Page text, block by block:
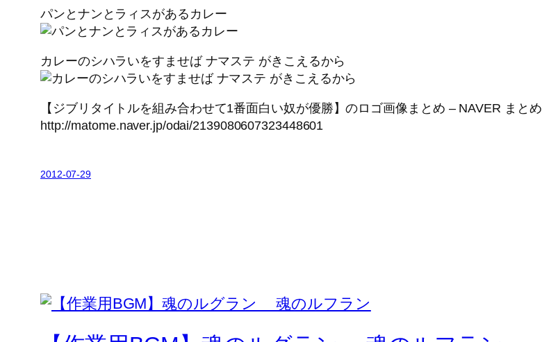
パンとナンとラィスがあるカレー
カレーのシハラいをすませば ナマステ がきこえるから
【ジブリタイトルを組み合わせて1番面白い奴が優勝】のロゴ画像まとめ – NAVER まとめ
http://matome.naver.jp/odai/2139080607323448601
2012-07-29